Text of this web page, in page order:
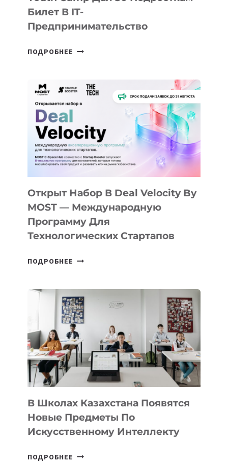
Билет В IT-
Предпринимательство
ПОДРОБНЕЕ ОТ
АЛМАТЫ:
AI
YOUTH
CAMP
ДАЛ
30
ПОДРОСТКАМ
БИЛЕТ
В
ПРЕДПРИНИМАТЕЛЬСТВО
Открыт Набор В Deal Velocity By
MOST — Международную
Программу Для
Технологических Стартапов
ПОДРОБНЕЕ ОТКРЫТ
DEAL
VELOCITY
BY
MOST
—
МЕЖДУНАРОДНУЮ
ПРОГРАММУ
ДЛЯ
ТЕХНОЛОГИЧЕСКИХ
В Школах Казахстана Появятся
Новые Предметы По
Искусственному Интеллекту
ПОДРОБНЕЕ В